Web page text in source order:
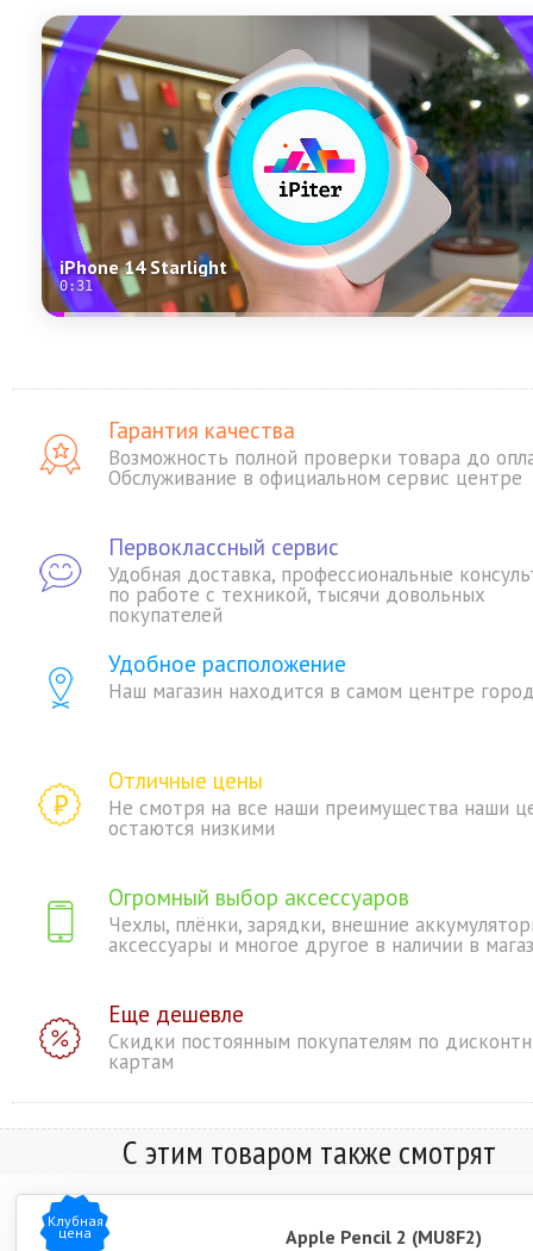
iPhone 14 Starlight
0:31
Гарантия качества
Возможность полной проверки товара до
Обслуживание в официальном сервис центре
Первоклассный сервис
Удобная доставка, профессиональные
по работе с техникой, тысячи довольных
покупателей
Удобное расположение
Наш магазин находится в самом центре
Отличные цены
Не смотря на все наши преимущества наши
остаются низкими
Огромный выбор аксессуаров
Чехлы, плёнки, зарядки, внешние
аксессуары и многое другое в наличии в
Еще дешевле
Скидки постоянным покупателям по
картам
С этим товаром также смотрят
Клубная
цена Apple Pencil 2 (MU8F2)